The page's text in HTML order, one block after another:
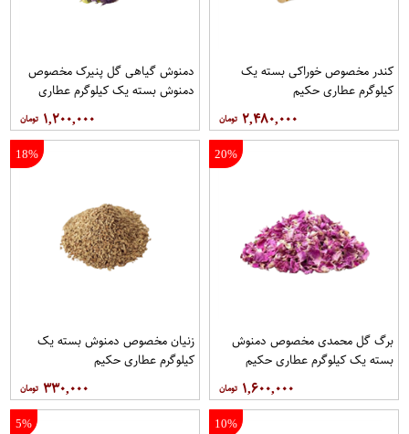
کندر مخصوص خوراکی بسته یک
کیلوگرم عطاری حکیم
۲,۴۸۰,۰۰۰
دمنوش گیاهی گل پنیرک مخصوص
دمنوش بسته یک کیلوگرم عطاری
۱,۲۰۰,۰۰۰
20%
برگ گل محمدی مخصوص دمنوش
بسته یک کیلوگرم عطاری حکیم
۱,۶۰۰,۰۰۰
18%
زنیان مخصوص دمنوش بسته یک
کیلوگرم عطاری حکیم
۳۳۰,۰۰۰
10%
5%